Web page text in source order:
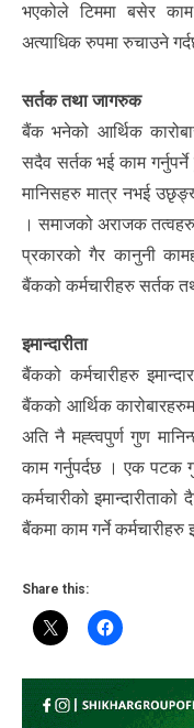
भएकोले टिममा बसेर
अत्याधिक रुपमा रुचाउने
सर्तक तथा जागरुक
बैंक भनेको आर्थिक
सदैव सर्तक भई काम
मानिसहरु मात्र नभई
। समाजको अराजक
प्रकारको गैर कानुनी
बैंकको कर्मचारीहरु सर्तक
इमान्दारीता
बैंकको कर्मचारीहरु
बैंकको आर्थिक
अति नै मह्त्वपुर्ण गुण
काम गर्नुपर्दछ । एक पटक
कर्मचारीको
बैंकमा काम गर्ने कर्मचारीहरु
Share this: